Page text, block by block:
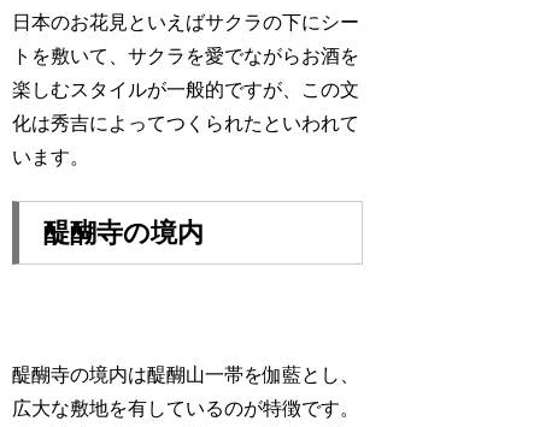
日本のお花見といえばサクラの下にシー
トを敷いて、サクラを愛でながらお酒を
楽しむスタイルが一般的ですが、この文
化は秀吉によってつくられたといわれて
います。
醍醐寺の境内
醍醐寺の境内は醍醐山一帯を伽藍とし、
広大な敷地を有しているのが特徴です。